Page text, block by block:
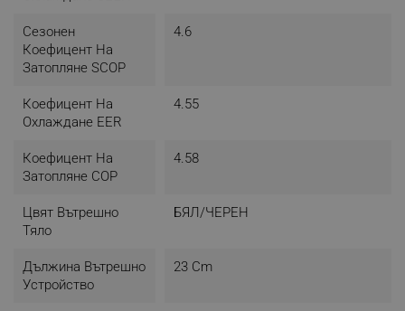
Сезонен
Коефицент На
Затопляне SCOP
4.6
Коефицент На
Охлаждане EER
4.55
Коефицент На
Затопляне COP
4.58
Цвят Вътрешно
Тяло
БЯЛ/ЧЕРЕН
Дължина Вътрешно
Устройство
23 Cm